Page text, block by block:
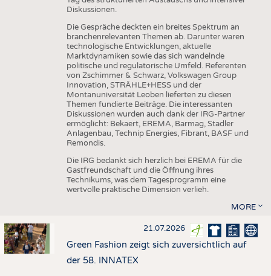
Diskussionen.
Die Gespräche deckten ein breites Spektrum an
branchenrelevanten Themen ab. Darunter waren
technologische Entwicklungen, aktuelle
Marktdynamiken sowie das sich wandelnde
politische und regulatorische Umfeld. Referenten
von Zschimmer & Schwarz, Volkswagen Group
Innovation, STRÄHLE+HESS und der
Montanuniversität Leoben lieferten zu diesen
Themen fundierte Beiträge. Die interessanten
Diskussionen wurden auch dank der IRG-Partner
ermöglicht: Bekaert, EREMA, Barmag, Stadler
Anlagenbau, Technip Energies, Fibrant, BASF und
Remondis.
Die IRG bedankt sich herzlich bei EREMA für die
Gastfreundschaft und die Öffnung ihres
Technikums, was dem Tagesprogramm eine
wertvolle praktische Dimension verlieh.
MORE
21.07.2026
Green Fashion zeigt sich zuversichtlich auf
der 58. INNATEX